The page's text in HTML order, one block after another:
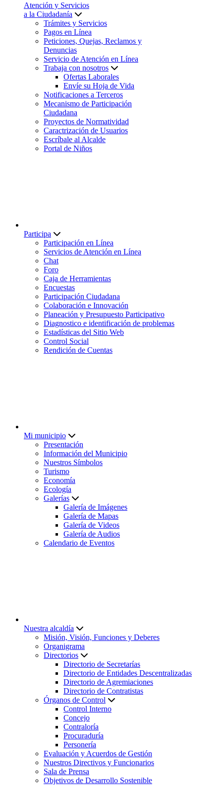
Atención y Servicios
a la Ciudadanía
Trámites y Servicios
Pagos en Línea
Peticiones, Quejas, Reclamos y
Denuncias
Servicio de Atención en Línea
Trabaja con nosotros
Ofertas Laborales
Envíe su Hoja de Vida
Notificaciones a Terceros
Mecanismo de Participación
Ciudadana
Proyectos de Normatividad
Caractrización de Usuarios
Escríbale al Alcalde
Portal de Niños
Participa
Participación en Línea
Servicios de Atención en Línea
Chat
Foro
Caja de Herramientas
Encuestas
Participación Ciudadana
Colaboración e Innovación
Planeación y Presupuesto Participativo
Diagnostico e identificación de problemas
Estadísticas del Sitio Web
Control Social
Rendición de Cuentas
Mi municipio
Presentación
Información del Municipio
Nuestros Símbolos
Turismo
Economía
Ecología
Galerías
Galería de Imágenes
Galería de Mapas
Galería de Videos
Galería de Audios
Calendario de Eventos
Nuestra alcaldía
Misión, Visión, Funciones y Deberes
Organigrama
Directorios
Directorio de Secretarías
Directorio de Entidades Descentralizadas
Directorio de Agremiaciones
Directorio de Contratistas
Órganos de Control
Control Interno
Concejo
Contraloría
Procuraduría
Personería
Evaluación y Acuerdos de Gestión
Nuestros Directivos y Funcionarios
Sala de Prensa
Objetivos de Desarrollo Sostenible